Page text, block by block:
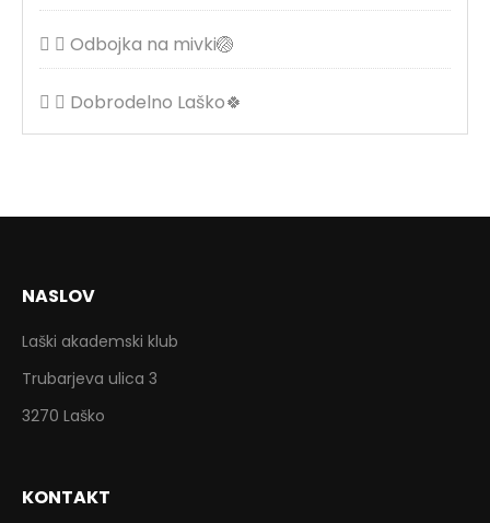
Odbojka na mivki🏐
Dobrodelno Laško🍀
NASLOV
Laški akademski klub
Trubarjeva ulica 3
3270 Laško
KONTAKT